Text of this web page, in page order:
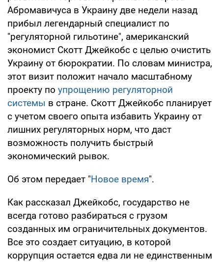
Абромавичуса в Украину две недели назад
прибыл легендарный специалист по
"регуляторной гильотине", американский
экономист Скотт Джейкобс с целью очистить
Украину от бюрократии. По словам министра,
этот визит положит начало масштабному
проекту по упрощению регуляторной
системы в стране. Скотт Джейкобс планирует
с учетом своего опыта избавить Украину от
лишних регуляторных норм, что даст
возможность получить быстрый
экономический рывок.
Об этом передает "Новое время".
Как рассказал Джейкобс, государство не
всегда готово разбираться с грузом
созданных им ограничительных документов.
Все это создает ситуацию, в которой
коррупция остается едва ли не единственным